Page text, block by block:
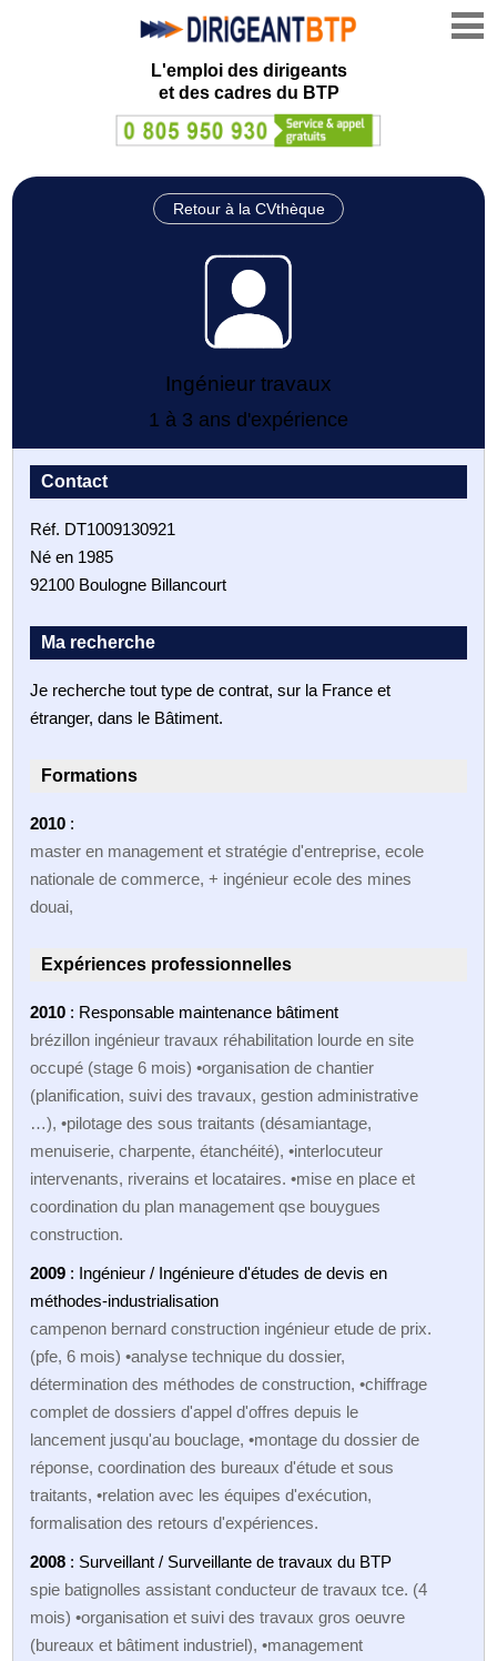
L'emploi des dirigeants
et des cadres du BTP
Retour à la CVthèque
Ingénieur travaux
1 à 3 ans d'expérience
Contact
Réf. DT1009130921
Né en 1985
92100 Boulogne Billancourt
Ma recherche
Je recherche tout type de contrat, sur la France et
étranger, dans le Bâtiment.
Formations
2010 :
master en management et stratégie d'entreprise, ecole
nationale de commerce, + ingénieur ecole des mines
douai,
Expériences professionnelles
2010 : Responsable maintenance bâtiment
brézillon ingénieur travaux réhabilitation lourde en site
occupé (stage 6 mois) •organisation de chantier
(planification, suivi des travaux, gestion administrative
…), •pilotage des sous traitants (désamiantage,
menuiserie, charpente, étanchéité), •interlocuteur
intervenants, riverains et locataires. •mise en place et
coordination du plan management qse bouygues
construction.
2009 : Ingénieur / Ingénieure d'études de devis en
méthodes-industrialisation
campenon bernard construction ingénieur etude de prix.
(pfe, 6 mois) •analyse technique du dossier,
détermination des méthodes de construction, •chiffrage
complet de dossiers d'appel d'offres depuis le
lancement jusqu'au bouclage, •montage du dossier de
réponse, coordination des bureaux d'étude et sous
traitants, •relation avec les équipes d'exécution,
formalisation des retours d'expériences.
2008 : Surveillant / Surveillante de travaux du BTP
spie batignolles assistant conducteur de travaux tce. (4
mois) •organisation et suivi des travaux gros oeuvre
(bureaux et bâtiment industriel), •management